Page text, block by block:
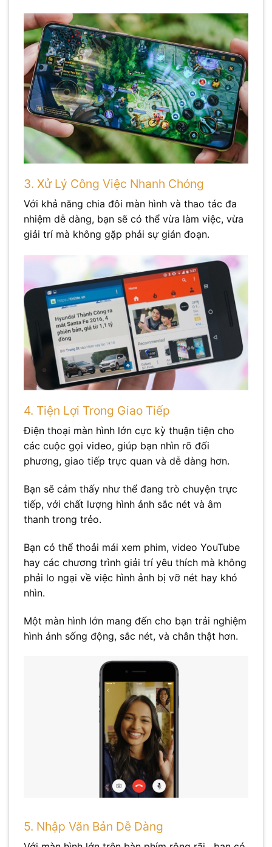
3. Xử Lý Công Việc Nhanh Chóng
Với khả năng chia đôi màn hình và thao tác đa
nhiệm dễ dàng, bạn sẽ có thể vừa làm việc, vừa
giải trí mà không gặp phải sự gián đoạn.
4. Tiện Lợi Trong Giao Tiếp
Điện thoại màn hình lớn cực kỳ thuận tiện cho
các cuộc gọi video, giúp bạn nhìn rõ đối
phương, giao tiếp trực quan và dễ dàng hơn.
Bạn sẽ cảm thấy như thể đang trò chuyện trực
tiếp, với chất lượng hình ảnh sắc nét và âm
thanh trong trẻo.
Bạn có thể thoải mái xem phim, video YouTube
hay các chương trình giải trí yêu thích mà không
phải lo ngại về việc hình ảnh bị vỡ nét hay khó
nhìn.
Một màn hình lớn mang đến cho bạn trải nghiệm
hình ảnh sống động, sắc nét, và chân thật hơn.
5. Nhập Văn Bản Dễ Dàng